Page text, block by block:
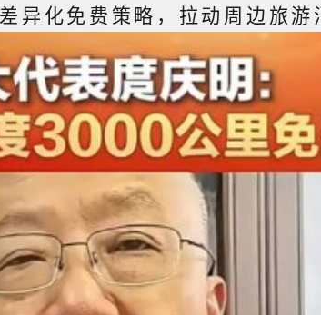
异化免费策略，拉动周边旅游